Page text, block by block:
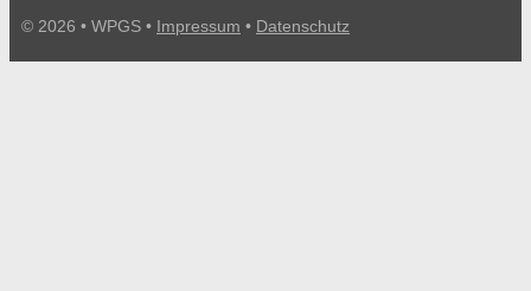
© 2026 • WPGS • Impressum • Datenschutz